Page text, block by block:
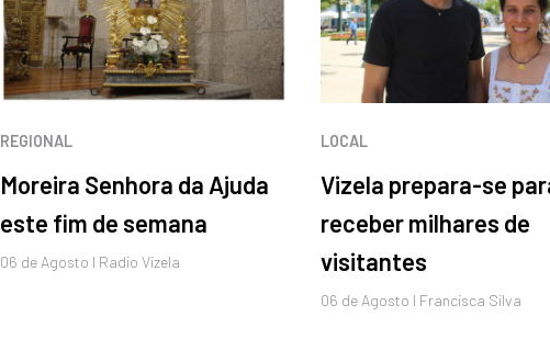
REGIONAL
Moreira Senhora da Ajuda
este fim de semana
06 de Agosto I Radio Vizela
LOCAL
Vizela prepara-se
receber milhares de
visitantes
06 de Agosto I Francisca Silva